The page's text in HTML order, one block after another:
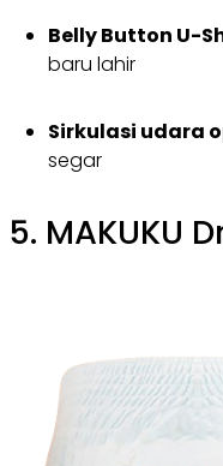
Belly Button U-
baru lahir
Sirkulasi udara
segar
5. MAKUKU